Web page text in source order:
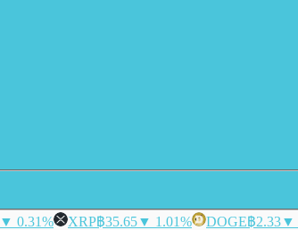
▼ 0.31% XRP฿35.65▼ 1.01% DOGE฿2.33▼